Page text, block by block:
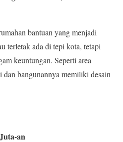
bantuan yang menjadi
terletak ada di tepi kota, tetapi
keuntungan. Seperti area
dan bangunannya memiliki desain
an